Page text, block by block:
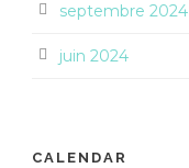
septembre 2024
juin 2024
CALENDAR